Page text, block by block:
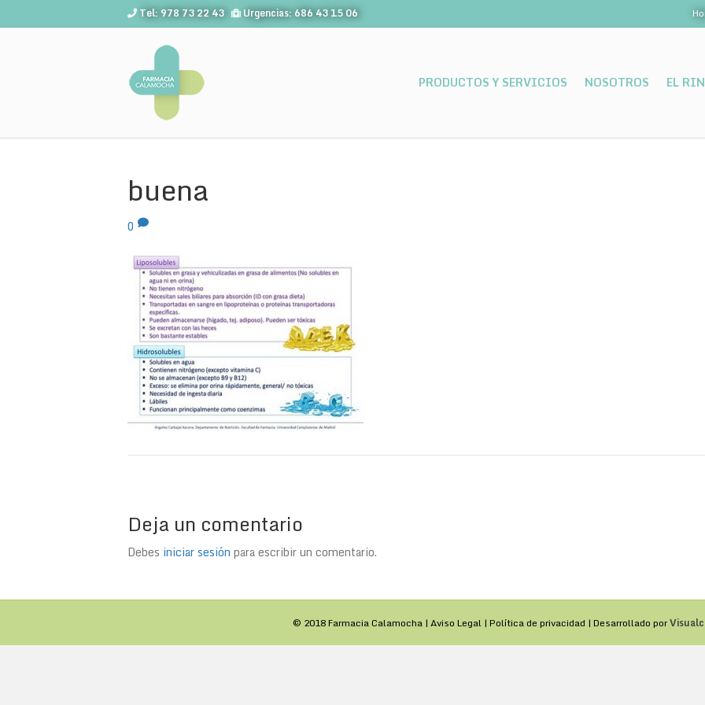
Tel: 978 73 22 43 Urgencias: 686 43 15 06
PRODUCTOS Y SERVICIOS NOSOTROS EL
buena
0
Deja un comentario
Debes iniciar sesión para escribir un comentario.
© 2018 Farmacia Calamocha | Aviso Legal | Política de privacidad | Desarrollado por